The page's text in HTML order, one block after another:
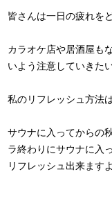
皆さんは一日の疲れを
カラオケ店や居酒屋も
いよう注意していきた
私のリフレッシュ方法
サウナに入ってからの
ラ終わりにサウナに入
リフレッシュ出来ますよ